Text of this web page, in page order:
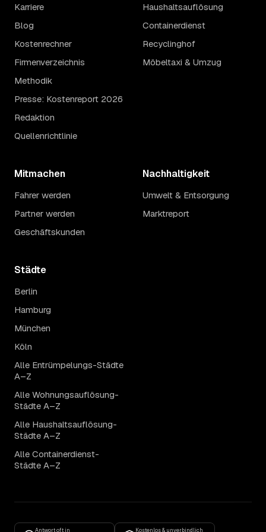
Karriere
Blog
Kostenrechner
Firmenverzeichnis
Methodik
Presse: Kostenreport 2026
Redaktion
Quellenrichtlinie
Haushaltsauflösung
Containerdienst
Recyclinghof
Möbeltaxi & Umzug
Mitmachen
Fahrer werden
Partner werden
Geschäftskunden
Nachhaltigkeit
Umwelt & Entsorgung
Marktreport
Städte
Berlin
Hamburg
München
Köln
Alle Entrümpelungs-Städte
A–Z
Alle Wohnungsauflösung-
Städte A–Z
Alle Haushaltsauflösung-
Städte A–Z
Alle Containerdienst-
Städte A–Z
Antwort oft in Kostenlos & unverbindlich